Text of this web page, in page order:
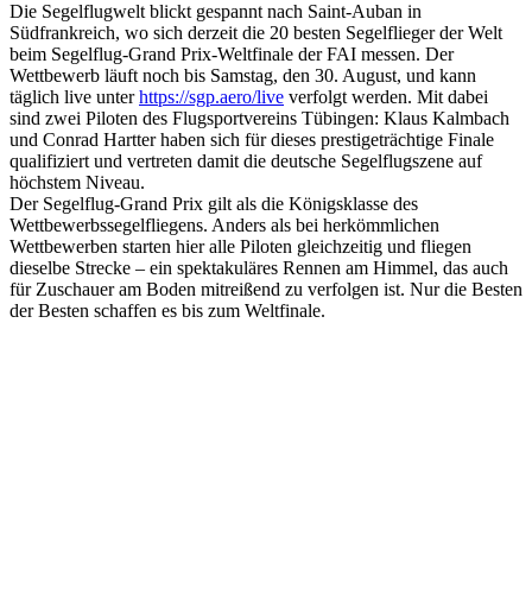
Die Segelflugwelt blickt gespannt nach Saint-Auban in
Südfrankreich, wo sich derzeit die 20 besten Segelflieger der Welt
beim Segelflug-Grand Prix-Weltfinale der FAI messen. Der
Wettbewerb läuft noch bis Samstag, den 30. August, und kann
täglich live unterhttps://sgp.aero/live verfolgt werden. Mit dabei
sind zwei Piloten des Flugsportvereins Tübingen: Klaus Kalmbach
und Conrad Hartter haben sich für dieses prestigeträchtige Finale
qualifiziert und vertreten damit die deutsche Segelflugszene auf
höchstem Niveau.
Der Segelflug-Grand Prix gilt als die Königsklasse des
Wettbewerbssegelfliegens. Anders als bei herkömmlichen
Wettbewerben starten hier alle Piloten gleichzeitig und fliegen
dieselbe Strecke – ein spektakuläres Rennen am Himmel, das auch
für Zuschauer am Boden mitreißend zu verfolgen ist. Nur die Besten
der Besten schaffen es bis zum Weltfinale.